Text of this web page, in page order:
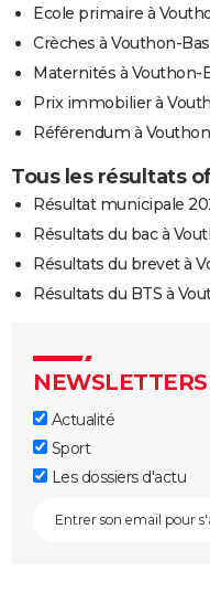
Ecole primaire à
Crèches à Vouthon-Bas
Maternités à Vouthon-
Prix immobilier à
Référendum à
Tous les résultats
Résultat municipale
Résultats du bac à
Résultats du brevet à
Résultats du BTS à
NEWSLETTERS
Actualité
Sport
Les dossiers d'actu